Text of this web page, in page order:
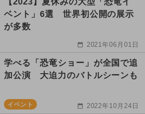
ベント」6選 世界初公開の展示
が多数
2021年06月01日
学べる「恐竜ショー」が全国で追
加公演 大迫力のバトルシーンも
イベント 2022年10月24日